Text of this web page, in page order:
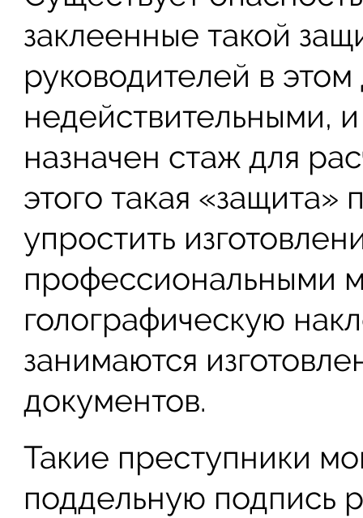
заклеенные такой
руководителей в
недействительными,
назначен стаж для
этого такая «защита»
упростить
профессиональными
голографическую
занимаются
документов.
Такие преступники
поддельную подпись